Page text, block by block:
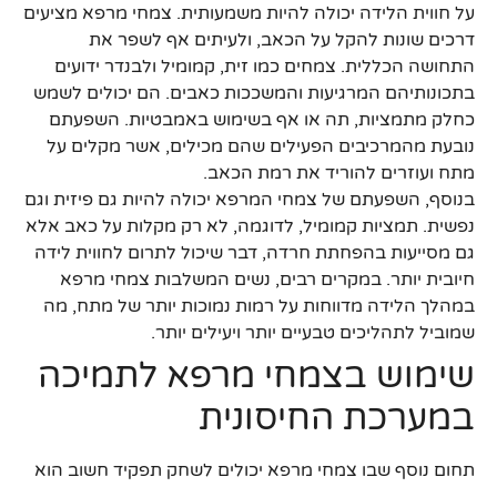
על חווית הלידה יכולה להיות משמעותית. צמחי מרפא מציעים
דרכים שונות להקל על הכאב, ולעיתים אף לשפר את
התחושה הכללית. צמחים כמו זית, קמומיל ולבנדר ידועים
בתכונותיהם המרגיעות והמשככות כאבים. הם יכולים לשמש
כחלק מתמציות, תה או אף בשימוש באמבטיות. השפעתם
נובעת מהמרכיבים הפעילים שהם מכילים, אשר מקלים על
מתח ועוזרים להוריד את רמת הכאב.
בנוסף, השפעתם של צמחי המרפא יכולה להיות גם פיזית וגם
נפשית. תמציות קמומיל, לדוגמה, לא רק מקלות על כאב אלא
גם מסייעות בהפחתת חרדה, דבר שיכול לתרום לחווית לידה
חיובית יותר. במקרים רבים, נשים המשלבות צמחי מרפא
במהלך הלידה מדווחות על רמות נמוכות יותר של מתח, מה
שמוביל לתהליכים טבעיים יותר ויעילים יותר.
שימוש בצמחי מרפא לתמיכה
במערכת החיסונית
תחום נוסף שבו צמחי מרפא יכולים לשחק תפקיד חשוב הוא